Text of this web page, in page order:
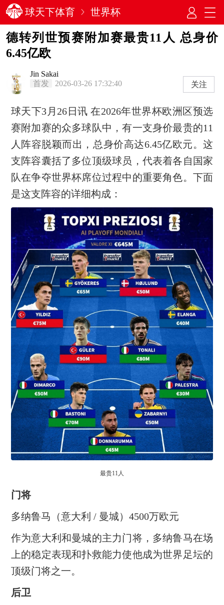
球天下体育 世界杯
德转列世预赛附加赛最贵11人 总身价
6.45亿欧
Jin Sakai
首发
2026-03-26 17:32:40 关注
球天下3月26日讯 在2026年世界杯欧洲区预选
赛附加赛的众多球队中，有一支身价最贵的11
人阵容脱颖而出，总身价高达6.45亿欧元。这
支阵容囊括了多位顶级球员，代表着各自国家
队在争夺世界杯席位过程中的重要角色。下面
是这支阵容的详细构成：
最贵11人
门将
多纳鲁马（意大利 / 曼城）4500万欧元
作为意大利和曼城的主力门将，多纳鲁马在场
上的稳定表现和扑救能力使他成为世界足坛的
顶级门将之一。
后卫